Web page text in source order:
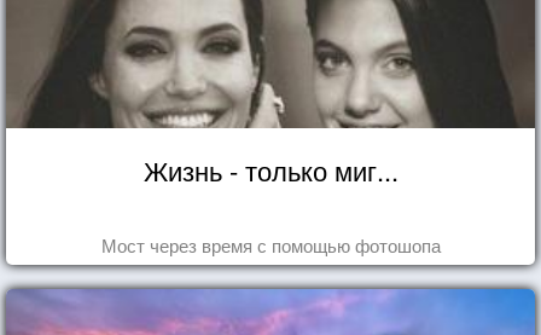
Жизнь - только миг...
Мост через время с помощью фотошопа